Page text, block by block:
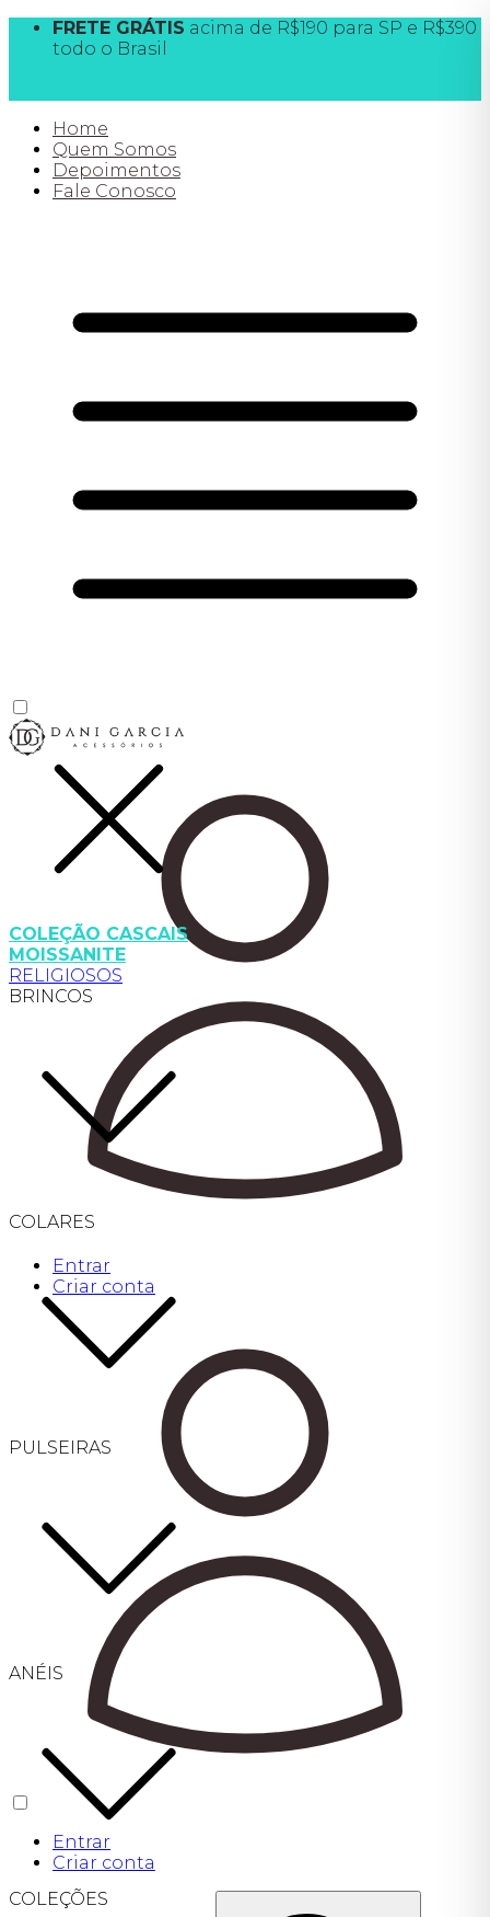
FRETE GRÁTIS acima de R$190 para SP e R$390
todo o Brasil
Home
Quem Somos
Depoimentos
Fale Conosco
COLEÇÃO CASCAIS
MOISSANITE
RELIGIOSOS
BRINCOS
COLARES
PULSEIRAS
ANÉIS
COLEÇÕES
Entrar
Criar conta
Entrar
Criar conta